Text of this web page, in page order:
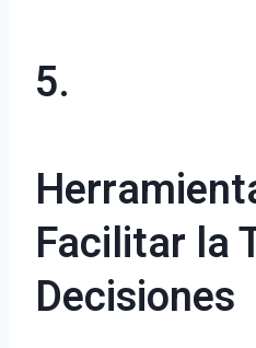
5.
Facilitar la
Decisiones